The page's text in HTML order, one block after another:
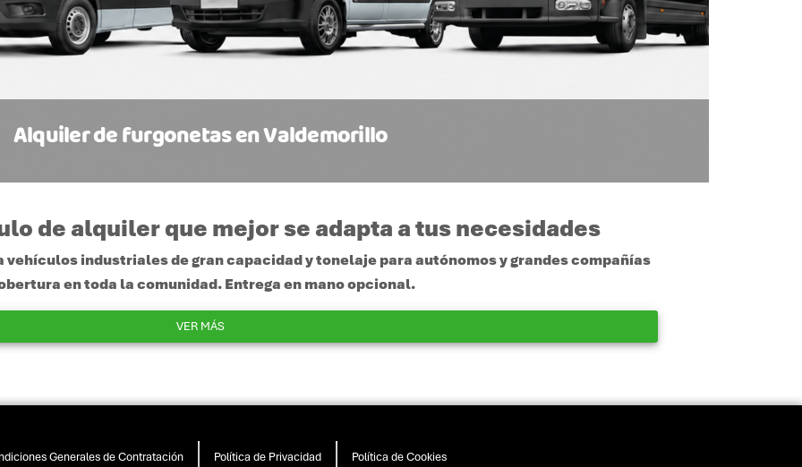
Alquiler de furgonetas en Valdemorillo
de alquiler que mejor se adapta a tus necesidades
industriales de gran capacidad y tonelaje para autónomos y grandes compañías
en toda la comunidad. Entrega en mano opcional.
VER MÁS
Generales de Contratación Política de Privacidad Política de Cookies